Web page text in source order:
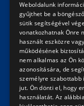
/
ARV2026901656
Kezdete:
15:00
Adatvédelmi
Weboldalunk
gyűjthet be a
sütik segítségével
vonatkozhatnak Önre
használt eszközre
működésének
nem alkalmas az Ön
azonosítására, de
személyre
jut. Ön dönti el, hogy
használatát. Az